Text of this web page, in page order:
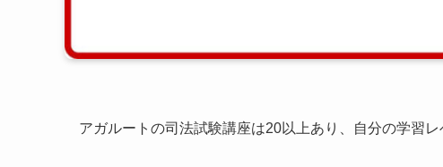
アガルートの司法試験講座は20以上あり、自分の学習